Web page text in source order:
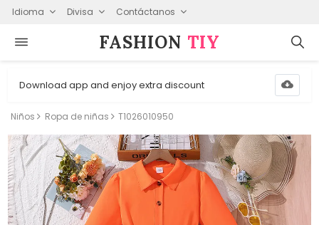
Idioma Divisa Contáctanos
FASHION⁠ TIY
Download app and enjoy extra discount
Niños Ropa de niñas T1026010950